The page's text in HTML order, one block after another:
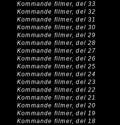
Kommande filmer, del 33
Kommande filmer, del 32
Kommande filmer, del 31
Kommande filmer, del 30
Kommande filmer, del 29
Kommande filmer, del 28
Kommande filmer, del 27
Kommande filmer, del 26
Kommande filmer, del 25
Kommande filmer, del 24
Kommande filmer, del 23
Kommande filmer, del 22
Kommande filmer, del 21
Kommande filmer, del 20
Kommande filmer, del 19
Kommande filmer, del 18